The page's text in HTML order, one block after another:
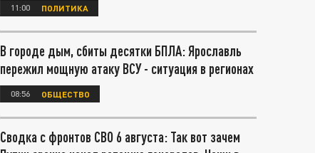
11:00 ПОЛИТИКА
В городе дым, сбиты десятки БПЛА: Ярославль
пережил мощную атаку ВСУ - ситуация в регионах
08:56 ОБЩЕСТВО
Сводка с фронтов СВО 6 августа: Так вот зачем